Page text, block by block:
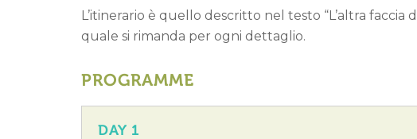
L’itinerario è quello descritto nel testo “L’altra faccia
quale si rimanda per ogni dettaglio.
PROGRAMME
DAY 1